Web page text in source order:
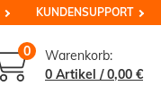
KUNDENSUPPORT
0
Warenkorb:
0 Artikel /0,00 €